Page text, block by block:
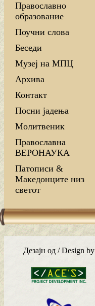
Православно
образование
Поучни слова
Беседи
Музеј на МПЦ
Архива
Контакт
Посни јадења
Молитвеник
Православна
ВЕРОНАУКА
Патописи &
Македонците низ
светот
Дезајн од / Design by